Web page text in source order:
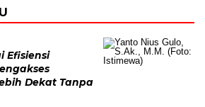
Efisiensi
Dekat Tanpa